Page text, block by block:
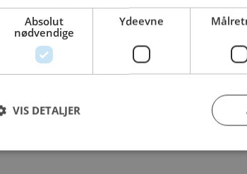
Absolut
nødvendige
Ydeevne
VIS DETALJER